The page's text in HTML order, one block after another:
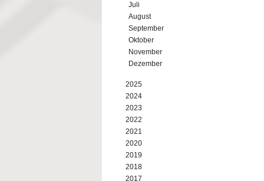
Juli
August
September
Oktober
November
Dezember
2025
2024
2023
2022
2021
2020
2019
2018
2017